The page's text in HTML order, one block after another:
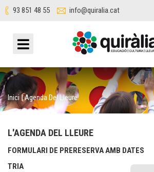
93 851 48 55 info@quiralia.cat
Inici|Agenda Del Lleure
L'AGENDA DEL LLEURE
FORMULARI DE PRERESERVA AMB DATES
TRIA